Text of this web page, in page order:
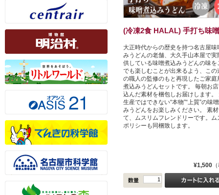
(冷凍2食 HALAL) 手打ち味
大正時代からの歴史を持つ名古屋味
みうどんの老舗、大久手山本屋で実
供している味噌煮込みうどんの味を
でも楽しむことが出来るよう、この
の職人の監修のもと再現したご家庭
煮込みうどんセットです。 毎朝お
込んだ素材を梱包しお届けします。
生産ではできない“本物”“上質”の味
みうどんをお楽しみください。 素
て、ムスリムフレンドリーです。ム
ポリシーも同梱致します。
¥1,500